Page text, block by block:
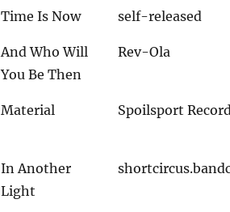
Time Is Now self-released
And Who Will
You Be Then
Rev-Ola
Material Spoilsport
In Another
Light